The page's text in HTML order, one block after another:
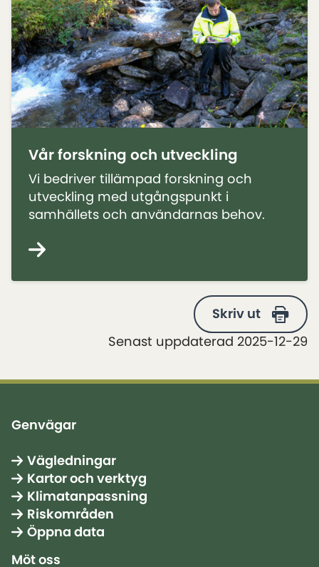
Vår forskning och utveckling
Vi bedriver tillämpad forskning och
utveckling med utgångspunkt i
samhällets och användarnas behov.
Skriv ut
Senast uppdaterad 2025-12-29
Genvägar
Vägledningar
Kartor och verktyg
Klimatanpassning
Riskområden
Öppna data
Möt oss